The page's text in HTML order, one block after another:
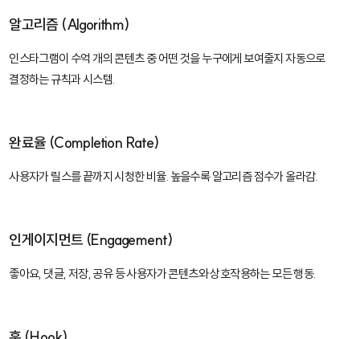
알고리즘 (Algorithm)
인스타그램이 수억 개의 콘텐츠 중 어떤 것을 누구에게 보여줄지 자동으로
결정하는 규칙과 시스템.
완료율 (Completion Rate)
사용자가 릴스를 끝까지 시청한 비율. 높을수록 알고리즘 점수가 올라감.
인게이지먼트 (Engagement)
좋아요, 댓글, 저장, 공유 등 사용자가 콘텐츠와 상호작용하는 모든 행동.